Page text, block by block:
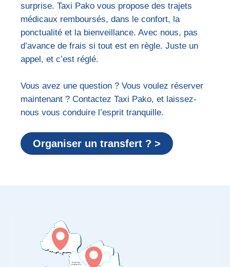
surprise. Taxi Pako vous propose des trajets
médicaux remboursés, dans le confort, la
ponctualité et la bienveillance. Avec nous, pas
d’avance de frais si tout est en règle. Juste un
appel, et c’est réglé.
Vous avez une question ? Vous voulez réserver
maintenant ? Contactez Taxi Pako, et laissez-
nous vous conduire l’esprit tranquille.
Organiser un transfert ? >